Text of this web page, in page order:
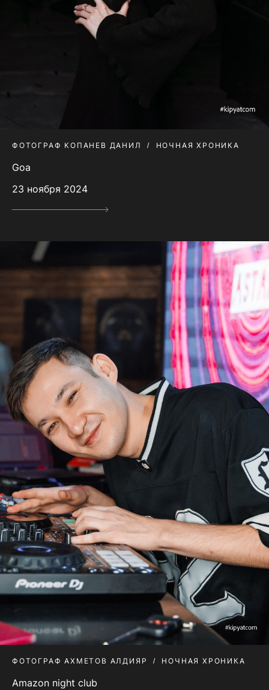
ФОТОГРАФ КОПАНЕВ ДАНИЛ НОЧНАЯ ХРОНИКА
Goa
23 ноября 2024
ФОТОГРАФ АХМЕТОВ АЛДИЯР НОЧНАЯ ХРОНИКА
Amazon night club